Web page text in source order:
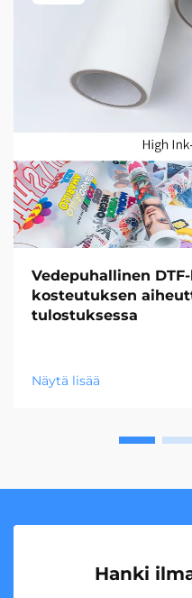
Vedepuhallinen
kosteutuksen
tulostuksessa
Näytä lisää
Hanki